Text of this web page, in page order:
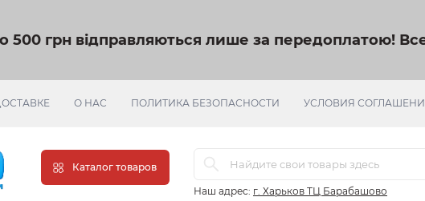
500 грн відправляються лише за передоплатою!
О НАС ПОЛИТИКА БЕЗОПАСНОСТИ УСЛОВИЯ
Каталог товаров
Наш адрес: г. Харьков ТЦ Барабашово